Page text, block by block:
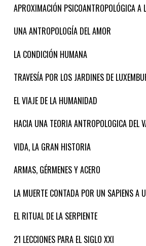
APROXIMACIÓN PSICOANTROPOLÓGICA
UNA ANTROPOLOGÍA DEL AMOR
LA CONDICIÓN HUMANA
TRAVESÍA POR LOS JARDINES DE
EL VIAJE DE LA HUMANIDAD
HACIA UNA TEORIA ANTROPOLOGICA DEL
VIDA, LA GRAN HISTORIA
ARMAS, GÉRMENES Y ACERO
LA MUERTE CONTADA POR UN SAPIENS A
EL RITUAL DE LA SERPIENTE
21 LECCIONES PARA EL SIGLO XXI